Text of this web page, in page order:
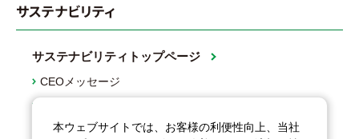
サステナビリティ
サステナビリティトップページ
CEOメッセージ
サステナビリティ推進体制
本ウェブサイトでは、お客様の利便性向上、当社